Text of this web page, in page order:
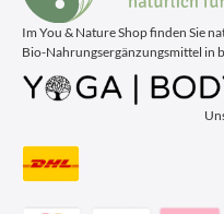
Im You & Nature Shop finden Sie
Bio-Nahrungsergänzungsmittel in